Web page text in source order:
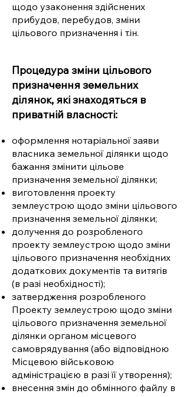
щодо узаконення здійснених
прибудов, перебудов, зміни
цільового призначення і т.ін.
Процедура зміни цільового
призначення земельних
ділянок, які знаходяться в
приватній власності:
оформлення нотаріальної заяви
власника земельної ділянки щодо
бажання змінити цільове
призначення земельної ділянки;
виготовлення проекту
землеустрою щодо зміни цільового
призначення земельної ділянки;
долучення до розробленого
проекту землеустрою щодо зміни
цільового призначення необхідних
додаткових документів та витягів
(в разі необхідності);
затвердження розробленого
Проекту землеустрою щодо зміни
цільового призначення земельної
ділянки органом місцевого
самоврядування (або відповідною
Місцевою військовою
адміністрацією в разі її утворення);
внесення змін до обмінного файлу в